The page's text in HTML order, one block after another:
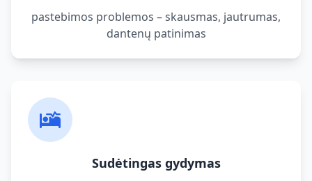
pastebimos problemos – skausmas, jautrumas,
dantenų patinimas
Sudėtingas gydymas